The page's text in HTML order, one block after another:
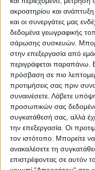
ακροατηρίου και
και οι συνεργάτες μας
δεδομένα γεωγραφικής
σάρωσης συσκευών.
στην επεξεργασία από
περιγράφεται παραπάνω.
πρόσβαση σε πιο
προτιμήσεις σας πριν
συναινέσετε. Λάβετε
προσωπικών σας
συγκατάθεσή σας, αλλά
την επεξεργασία. Οι
τον ιστότοπο. Μπορείτε
ανακαλέσετε τη
επιστρέφοντας σε αυτόν
WEB TV
Προετοιμασία